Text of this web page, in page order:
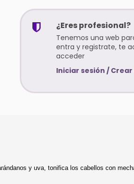
¿Eres profesional?
Tenemos una web
entra y registrate, te
acceder
Iniciar sesión /
y uva, tonifica los cabellos con